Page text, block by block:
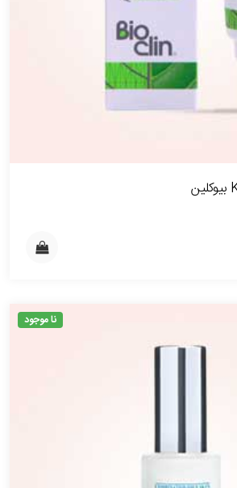
نا موجود